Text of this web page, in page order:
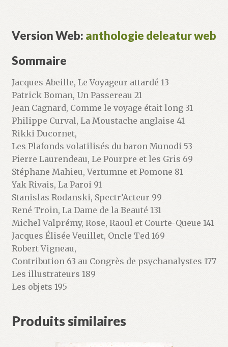
Version Web: anthologie deleatur web
Sommaire
Jacques Abeille, Le Voyageur attardé 13
Patrick Boman, Un Passereau 21
Jean Cagnard, Comme le voyage était long 31
Philippe Curval, La Moustache anglaise 41
Rikki Ducornet,
Les Plafonds volatilisés du baron Munodi 53
Pierre Laurendeau, Le Pourpre et les Gris 69
Stéphane Mahieu, Vertumne et Pomone 81
Yak Rivais, La Paroi 91
Stanislas Rodanski, Spectr’Acteur 99
René Troin, La Dame de la Beauté 131
Michel Valprémy, Rose, Raoul et Courte-Queue 141
Jacques Élisée Veuillet, Oncle Ted 169
Robert Vigneau,
Contribution 63 au Congrès de psychanalystes 177
Les illustrateurs 189
Les objets 195
Produits similaires